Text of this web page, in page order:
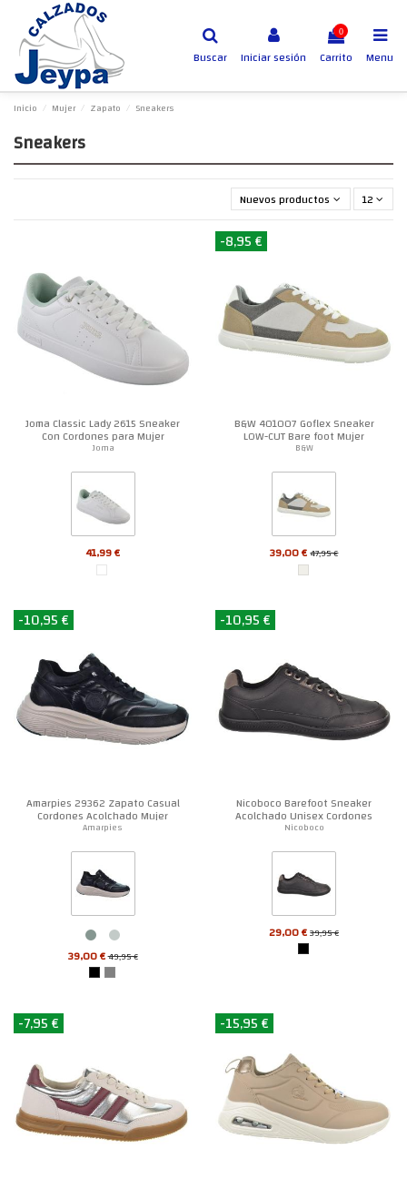
Buscar Iniciar sesión
0
Carrito Menu
Inicio Mujer Zapato Sneakers
Sneakers
Nuevos productos primero12
Joma Classic Lady 2615 Sneaker
Con Cordones para Mujer
Joma
41,99 €
-8,95 €
B&W 401007 Goflex Sneaker
LOW-CUT Bare foot Mujer
B&W
39,00 €47,95 €
-10,95 €
Amarpies 29362 Zapato Casual
Cordones Acolchado Mujer
Amarpies
39,00 €49,95 €
-10,95 €
Nicoboco Barefoot Sneaker
Acolchado Unisex Cordones
Nicoboco
29,00 €39,95 €
-7,95 € -15,95 €